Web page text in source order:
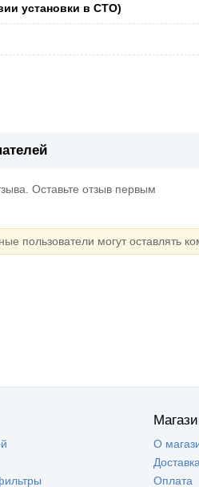
установки в СТО)
Оставьте отзыв первым
пользователи могут оставлять
О
Доставка
Оплата